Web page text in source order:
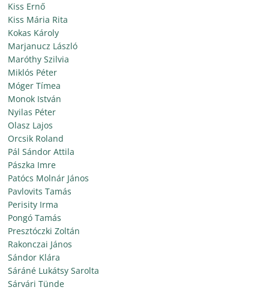
Kiss Ernő
Kiss Mária Rita
Kokas Károly
Marjanucz László
Maróthy Szilvia
Miklós Péter
Móger Tímea
Monok István
Nyilas Péter
Olasz Lajos
Orcsik Roland
Pál Sándor Attila
Pászka Imre
Patócs Molnár János
Pavlovits Tamás
Perisity Irma
Pongó Tamás
Presztóczki Zoltán
Rakonczai János
Sándor Klára
Sáráné Lukátsy Sarolta
Sárvári Tünde